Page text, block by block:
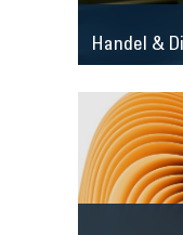
Handel &